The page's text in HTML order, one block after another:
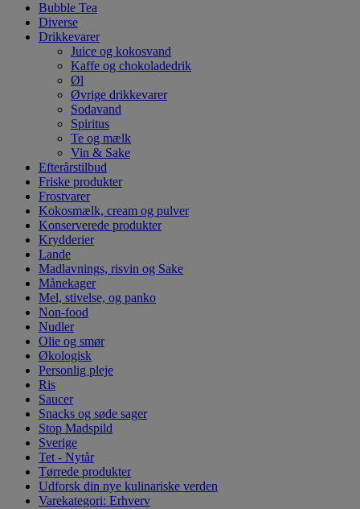
Bubble Tea
Diverse
Drikkevarer
Juice og kokosvand
Kaffe og chokoladedrik
Øl
Øvrige drikkevarer
Sodavand
Spiritus
Te og mælk
Vin & Sake
Efterårstilbud
Friske produkter
Frostvarer
Kokosmælk, cream og pulver
Konserverede produkter
Krydderier
Lande
Madlavnings, risvin og Sake
Månekager
Mel, stivelse, og panko
Non-food
Nudler
Olie og smør
Økologisk
Personlig pleje
Ris
Saucer
Snacks og søde sager
Stop Madspild
Sverige
Tet - Nytår
Tørrede produkter
Udforsk din nye kulinariske verden
Varekategori: Erhverv